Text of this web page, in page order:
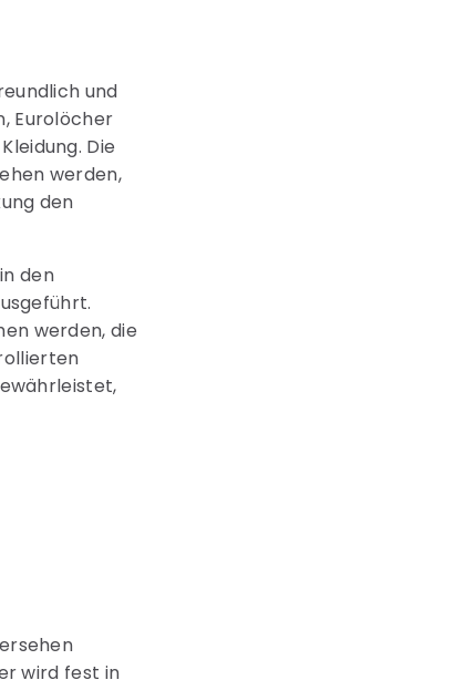
und
Eurolöcher
Die
werden,
den
den
werden, die
wird fest in